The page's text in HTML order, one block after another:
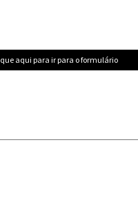
aqui para ir para o formulário